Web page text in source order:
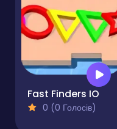
Fast Finders IO
0 (0 Голосів)